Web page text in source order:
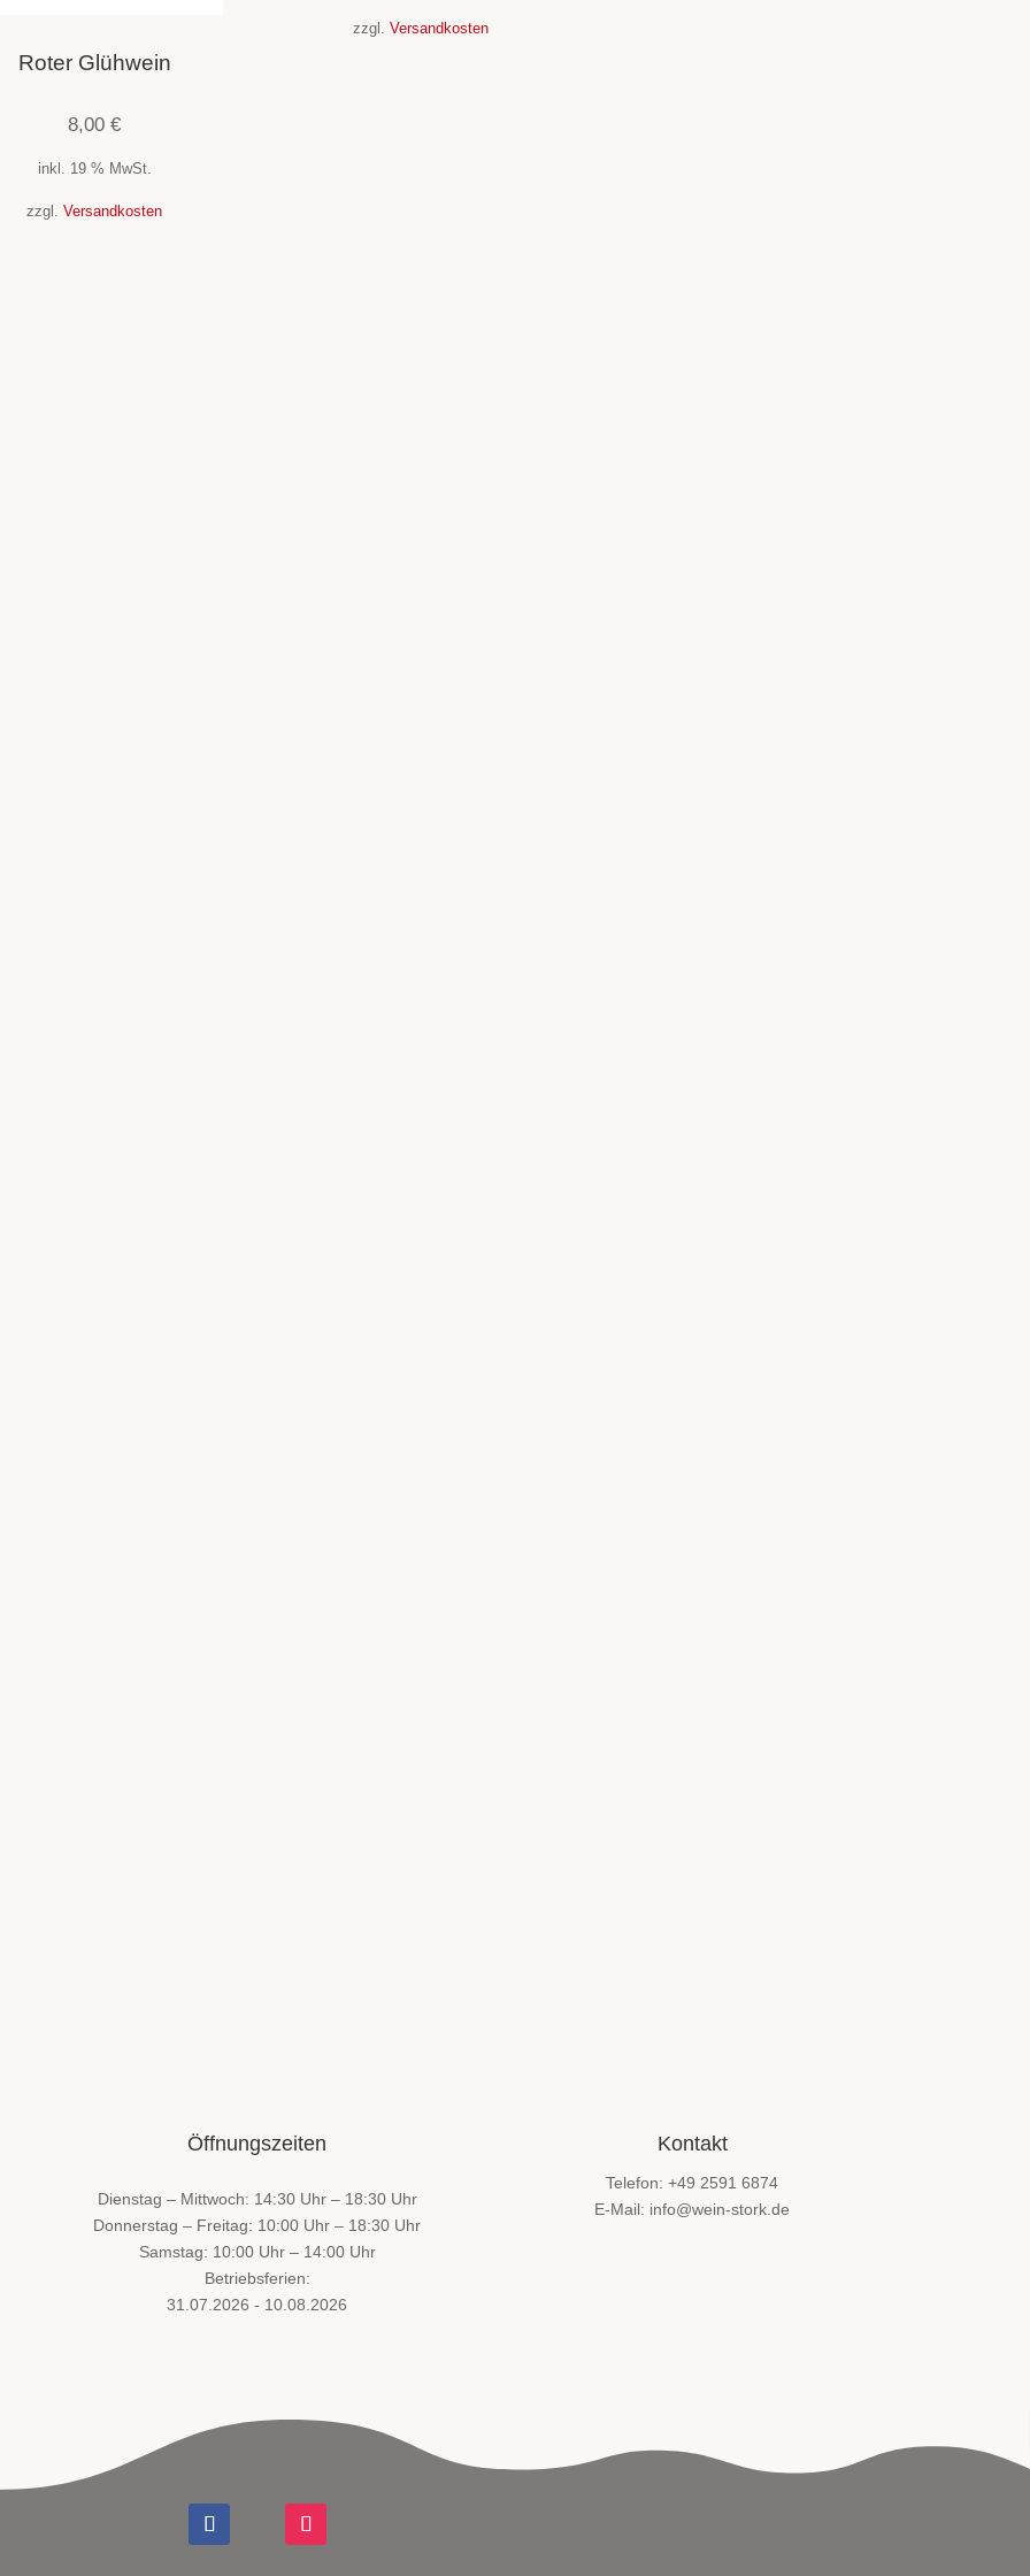
Roter Glühwein
8,00€
inkl. 19 % MwSt.
zzgl.Versandkosten
zzgl. Versandkosten
Öffnungszeiten
Dienstag – Mittwoch: 14:30 Uhr – 18:30 Uhr
Donnerstag – Freitag: 10:00 Uhr – 18:30 Uhr
Samstag: 10:00 Uhr – 14:00 Uhr
Betriebsferien:
31.07.2026 - 10.08.2026
Kontakt
Telefon: +49 2591 6874
E-Mail: info@wein-stork.de